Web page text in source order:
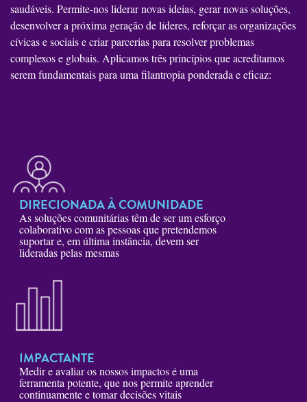
saudáveis. Permite-nos liderar novas ideias, gerar novas soluções,
desenvolver a próxima geração de líderes, reforçar as organizações
cívicas e sociais e criar parcerias para resolver problemas
complexos e globais. Aplicamos três princípios que acreditamos
serem fundamentais para uma filantropia ponderada e eficaz:
DIRECIONADA À COMUNIDADE
As soluções comunitárias têm de ser um esforço
colaborativo com as pessoas que pretendemos
suportar e, em última instância, devem ser
lideradas pelas mesmas
IMPACTANTE
Medir e avaliar os nossos impactos é uma
ferramenta potente, que nos permite aprender
continuamente e tomar decisões vitais